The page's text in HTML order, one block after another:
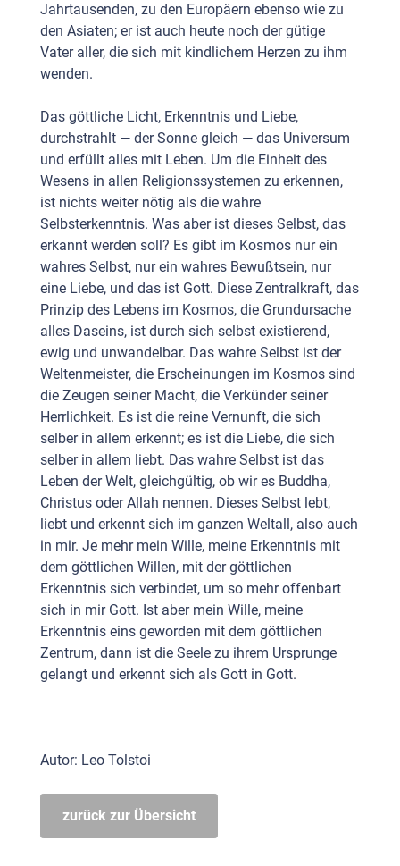
Jahrtausenden, zu den Europäern ebenso wie zu
den Asiaten; er ist auch heute noch der gütige
Vater aller, die sich mit kindlichem Herzen zu ihm
wenden.
Das göttliche Licht, Erkenntnis und Liebe,
durchstrahlt — der Sonne gleich — das Universum
und erfüllt alles mit Leben. Um die Einheit des
Wesens in allen Religionssystemen zu erkennen,
ist nichts weiter nötig als die wahre
Selbsterkenntnis. Was aber ist dieses Selbst, das
erkannt werden soll? Es gibt im Kosmos nur ein
wahres Selbst, nur ein wahres Bewußtsein, nur
eine Liebe, und das ist Gott. Diese Zentralkraft, das
Prinzip des Lebens im Kosmos, die Grundursache
alles Daseins, ist durch sich selbst existierend,
ewig und unwandelbar. Das wahre Selbst ist der
Weltenmeister, die Erscheinungen im Kosmos sind
die Zeugen seiner Macht, die Verkünder seiner
Herrlichkeit. Es ist die reine Vernunft, die sich
selber in allem erkennt; es ist die Liebe, die sich
selber in allem liebt. Das wahre Selbst ist das
Leben der Welt, gleichgültig, ob wir es Buddha,
Christus oder Allah nennen. Dieses Selbst lebt,
liebt und erkennt sich im ganzen Weltall, also auch
in mir. Je mehr mein Wille, meine Erkenntnis mit
dem göttlichen Willen, mit der göttlichen
Erkenntnis sich verbindet, um so mehr offenbart
sich in mir Gott. Ist aber mein Wille, meine
Erkenntnis eins geworden mit dem göttlichen
Zentrum, dann ist die Seele zu ihrem Ursprunge
gelangt und erkennt sich als Gott in Gott.
Autor: Leo Tolstoi
zurück zur Übersicht